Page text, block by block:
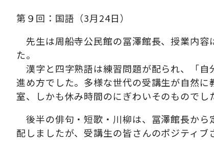
第９回：国語（3月24日）
先生は周船寺公民館の冨澤館長、授業内容
た。
漢字と四字熟語は練習問題が配られ、「自
進め方でした。多様な世代の受講生が自然
室、しかも休み時間のにぎわいそのものでし
後半の俳句・短歌・川柳は、冨澤館長から
配しましたが、受講生の皆さんのポジティ